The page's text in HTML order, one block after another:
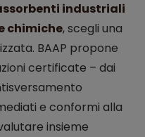
industriali
chimiche, scegli una
BAAP propone
certificate – dai
e conformi alla
insieme